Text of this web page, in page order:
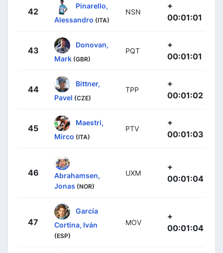
42
Pinarello,
Alessandro (ITA)
NSN
+
00:01:01
43
Donovan,
Mark (GBR)
PQT
+
00:01:01
44
Bittner,
Pavel (CZE)
TPP
+
00:01:02
45
Maestri,
Mirco (ITA)
PTV
+
00:01:03
46
Abrahamsen,
Jonas (NOR)
UXM
+
00:01:04
47
García
Cortina, Iván
(ESP)
MOV
+
00:01:04